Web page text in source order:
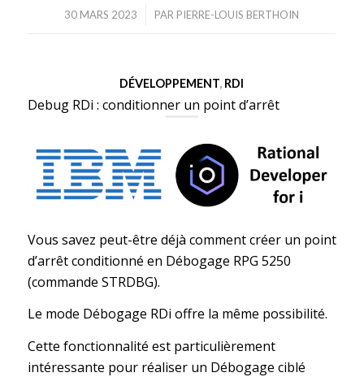
30 MARS 2023
/ PAR PIERRE-LOUIS BERTHOIN
DÉVELOPPEMENT, RDI
Debug RDi : conditionner un point d’arrêt
Vous savez peut-être déjà comment créer un point
d’arrêt conditionné en Débogage RPG 5250
(commande STRDBG).
Le mode Débogage RDi offre la même possibilité.
Cette fonctionnalité est particulièrement
intéressante pour réaliser un Débogage ciblé